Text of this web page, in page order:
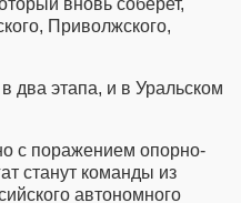
вновь соберет,
Приволжского,
два этапа, и в Уральском
с поражением опорно-
станут команды из
автономного